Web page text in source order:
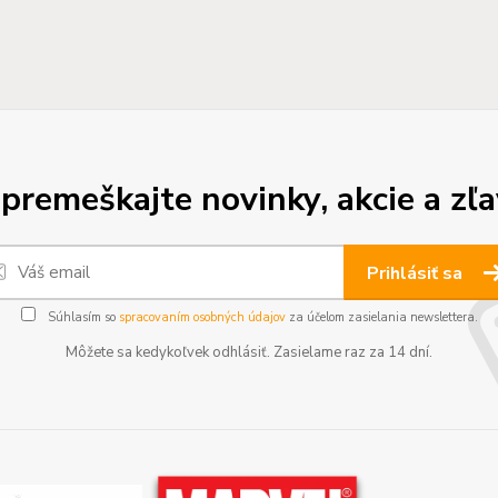
novinky, akcie a
Prihlásiť sa
Súhlasím so spracovaním osobných údajovza účelom zasielania newslettera.
Môžete sa kedykoľvek odhlásiť. Zasielame raz za 14 dní.